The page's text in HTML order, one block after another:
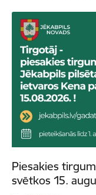
Piesakies
svētkos 15.